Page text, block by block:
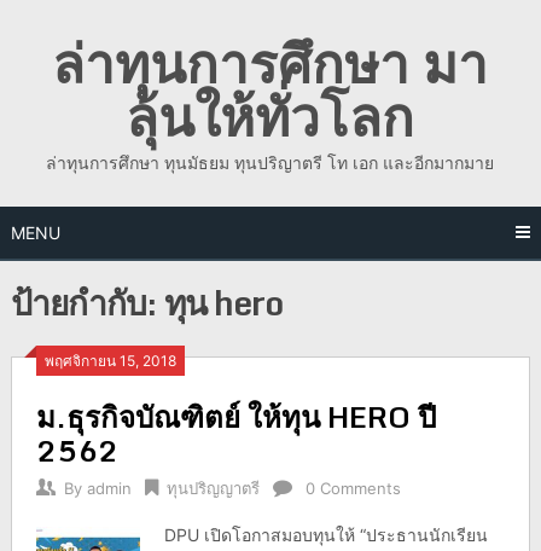
contentล่าทุนการศึกษา มา
ลุ้นให้ทั่วโลก
ล่าทุนการศึกษา ทุนมัธยม ทุนปริญาตรี โท เอก และอีกมากมาย
MENU
ป้ายกำกับ:ทุน hero
พฤศจิกายน 15, 2018
ม.ธุรกิจบัณฑิตย์ ให้ทุน HERO ปี
2562
By admin ทุนปริญญาตรี 0 Comments
DPU เปิดโอกาสมอบทุนให้ “ประธานนักเรียน